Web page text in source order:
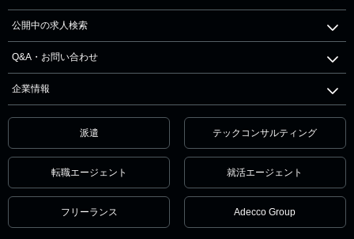
公開中の求人検索
Q&A・お問い合わせ
企業情報
派遣 テックコンサルティング
転職エージェント 就活エージェント
フリーランス Adecco Group